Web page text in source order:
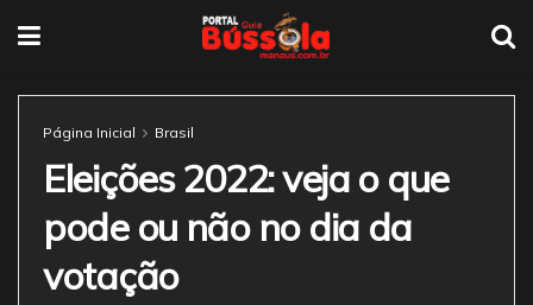
Página Inicial Brasil
Eleições 2022: veja o que
pode ou não no dia da
votação